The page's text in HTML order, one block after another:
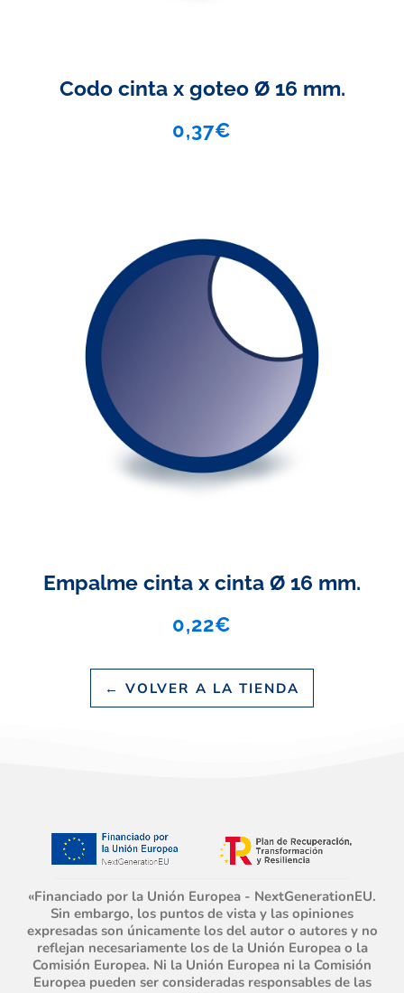
Codo cinta x goteo Ø 16 mm.
0,37€
Empalme cinta x cinta Ø 16 mm.
0,22€
← VOLVER A LA TIENDA
«Financiado por la Unión Europea - NextGenerationEU.
Sin embargo, los puntos de vista y las opiniones
expresadas son únicamente los del autor o autores y no
reflejan necesariamente los de la Unión Europea o la
Comisión Europea. Ni la Unión Europea ni la Comisión
Europea pueden ser consideradas responsables de las